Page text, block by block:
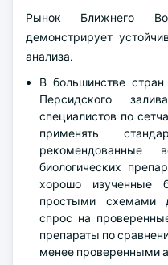
Рынок Ближнего
демонстрирует
анализа.
В большинстве
Персидского
специалистов по
применять
рекомендованные
биологических
хорошо изученные
простыми схемами
спрос на
препараты по
менее проверенными